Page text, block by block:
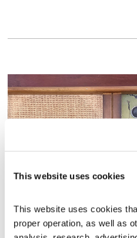
This website uses cookies
This website uses cookies
proper operation, as well as